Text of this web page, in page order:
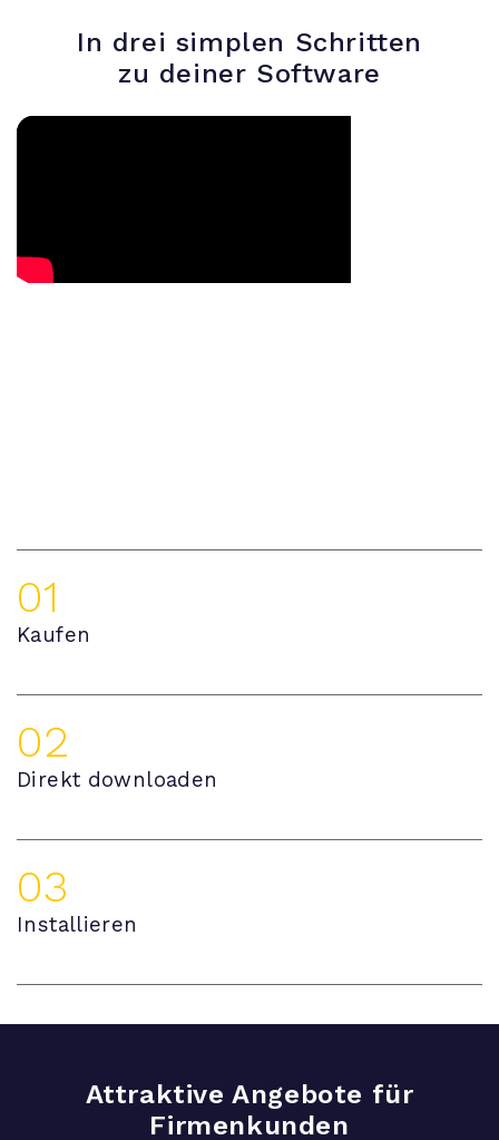
CHF 219.00
CHF 189.00.In drei simplen Schritten
zu deiner Software
01
Kaufen
02
Direkt downloaden
03
Installieren
Attraktive Angebote für
Firmenkunden